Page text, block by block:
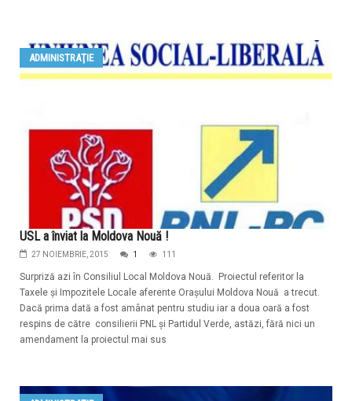
ADMINISTRAŢIE
USL a înviat la Moldova Nouă !
27 NOIEMBRIE, 2015 1 111
Surpriză azi în Consiliul Local Moldova Nouă. Proiectul referitor la
Taxele și Impozitele Locale aferente Orașului Moldova Nouă a trecut.
Dacă prima dată a fost amânat pentru studiu iar a doua oară a fost
respins de către consilierii PNL și Partidul Verde, astăzi, fără nici un
amendament la proiectul mai sus